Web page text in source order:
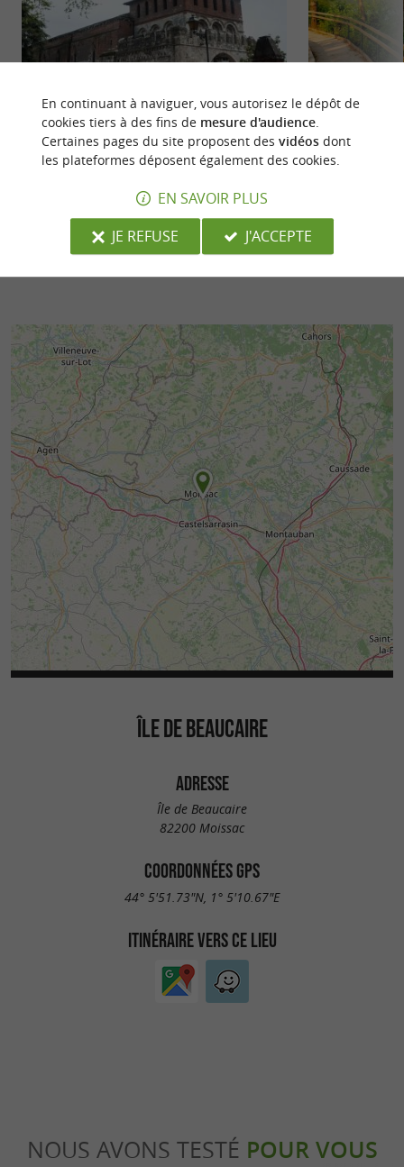
Moissac
Situé au nord de Castelsarrasin, Moissac est une
ville qui se compose de 12500 habitants,
dynamique et attractive. ...
811 m - Moissac
Plan d'eau de
Le Plan d'eau de
une base de
Garonne. ...
ÎLE DE BEAUCAIRE
ADRESSE
Île de Beaucaire
82200 Moissac
COORDONNÉES GPS
44° 5'51.73"N, 1° 5'10.67"E
ITINÉRAIRE VERS CE LIEU
NOUS AVONS TESTÉ POUR VOUS
En continuant à naviguer, vous autorisez le dépôt de
cookies tiers à des fins de mesure d'audience.
Certaines pages du site proposent des vidéosdont
les plateformes déposent également des cookies.
EN SAVOIR PLUS
JE REFUSE
J'ACCEPTE